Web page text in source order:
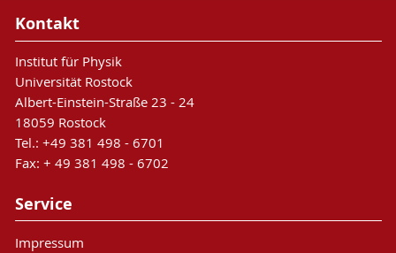
Kontakt
Institut für Physik
Universität Rostock
Albert-Einstein-Straße 23 - 24
18059 Rostock
Tel.: +49 381 498 - 6701
Fax: + 49 381 498 - 6702
Service
Impressum